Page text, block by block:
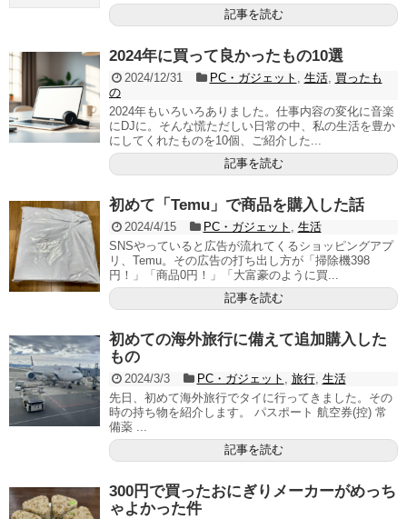
記事を読む
2024年に買って良かったもの10選
2024/12/31 PC・ガジェット , 生活, 買ったも
の
2024年もいろいろありました。仕事内容の変化に音楽
にDJに。そんな慌ただしい日常の中、私の生活を豊か
にしてくれたものを10個、ご紹介した...
記事を読む
初めて「Temu」で商品を購入した話
2024/4/15 PC・ガジェット , 生活
SNSやっていると広告が流れてくるショッピングアプ
リ、Temu。その広告の打ち出し方が「掃除機398
円！」「商品0円！」「大富豪のように買...
記事を読む
初めての海外旅行に備えて追加購入した
もの
2024/3/3 PC・ガジェット , 旅行, 生活
先日、初めて海外旅行でタイに行ってきました。その
時の持ち物を紹介します。 パスポート 航空券(控) 常
備薬 ...
記事を読む
300円で買ったおにぎりメーカーがめっち
ゃよかった件